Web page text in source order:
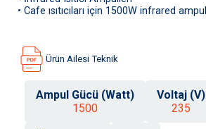
• Cafe ısıtıcıları için 1500W infrared ampul
Ürün Ailesi Teknik
Ampul Gücü (Watt)
1500
Voltaj (V)
235